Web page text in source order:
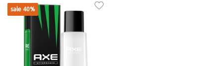
sale 40%